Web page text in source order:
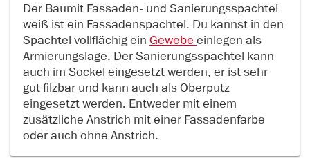
Der Baumit Fassaden- und Sanierungsspachtel
weiß ist ein Fassadenspachtel. Du kannst in den
Spachtel vollflächig ein Gewebe einlegen als
Armierungslage. Der Sanierungsspachtel kann
auch im Sockel eingesetzt werden, er ist sehr
gut filzbar und kann auch als Oberputz
eingesetzt werden. Entweder mit einem
zusätzliche Anstrich mit einer Fassadenfarbe
oder auch ohne Anstrich.